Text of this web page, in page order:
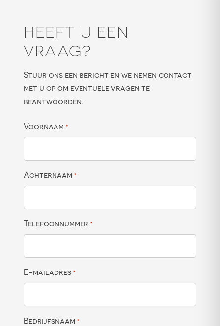
HEEFT U EEN
VRAAG?
Stuur ons een bericht en we nemen contact
met u op om eventuele vragen te
beantwoorden.
Voornaam *
Achternaam *
Telefoonnummer *
E-mailadres *
Bedrijfsnaam *